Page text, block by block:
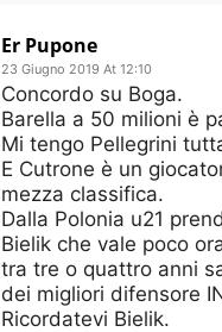
Er Pupone
23 Giugno 2019 At 12:10
Concordo su Boga.
Barella a 50 milioni è
Mi tengo Pellegrini
E Cutrone è un
mezza classifica.
Dalla Polonia u21
Bielik che vale poco
tra tre o quattro anni
dei migliori difensore
Ricordatevi Bielik.